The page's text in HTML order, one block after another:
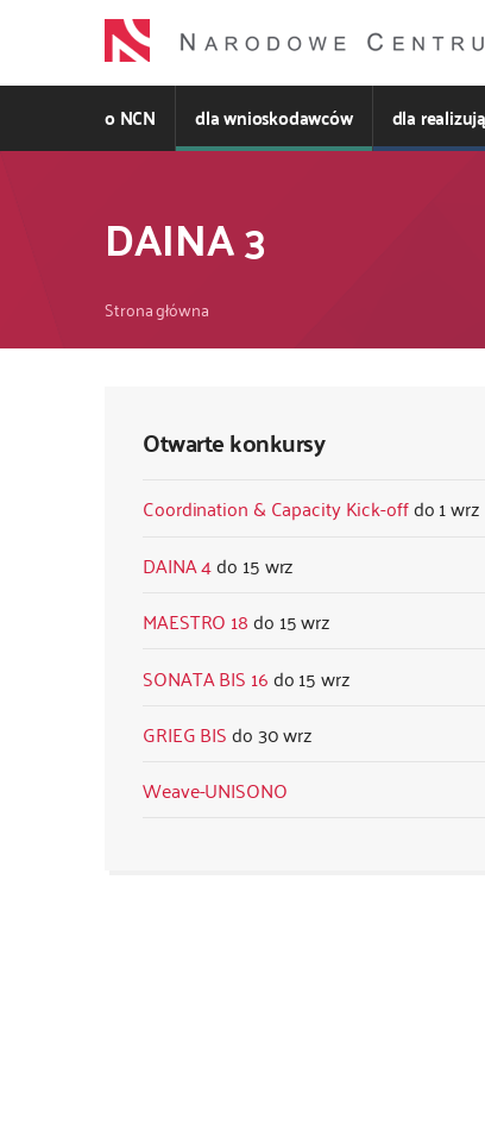
o NCN dla wnioskodawców dla
DAINA 3
Ścieżka
Strona główna
Otwarte konkursy
Coordination & Capacity Kick-off
1 wrz
DAINA 4
15 wrz
MAESTRO 18
15 wrz
SONATA BIS 16
15 wrz
GRIEG BIS
30 wrz
Weave-UNISONO